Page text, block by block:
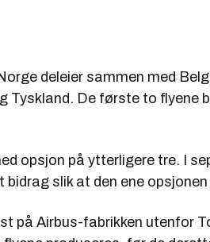
deleier sammen med
Tyskland. De første to flyene
opsjon på ytterligere tre. I
slik at den ene
på Airbus-fabrikken utenfor